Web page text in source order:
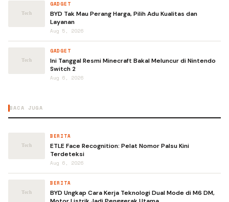
GADGET
BYD Tak Mau Perang Harga, Pilih Adu Kualitas dan
Layanan
Aug 5, 2026
GADGET
Ini Tanggal Resmi Minecraft Bakal Meluncur di Nintendo
Switch 2
Aug 6, 2026
BACA JUGA
BERITA
ETLE Face Recognition: Pelat Nomor Palsu Kini
Terdeteksi
Aug 6, 2026
BERITA
BYD Ungkap Cara Kerja Teknologi Dual Mode di M6 DM,